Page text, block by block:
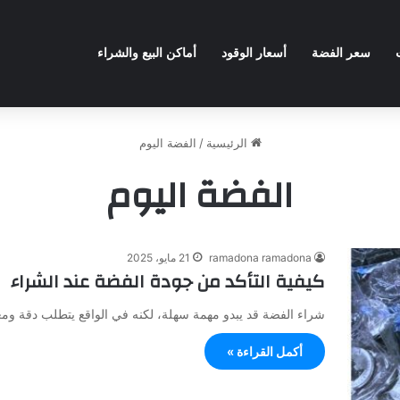
سعر الفضة أسعار الوقود أماكن البيع والشراء
الرئيسية / الفضة اليوم
الفضة اليوم
ramadona ramadona 21 مايو، 2025
كيفية التأكد من جودة الفضة عند الشراء
شراء الفضة قد يبدو مهمة سهلة، لكنه في الواقع يتطلب
أكمل القراءة »